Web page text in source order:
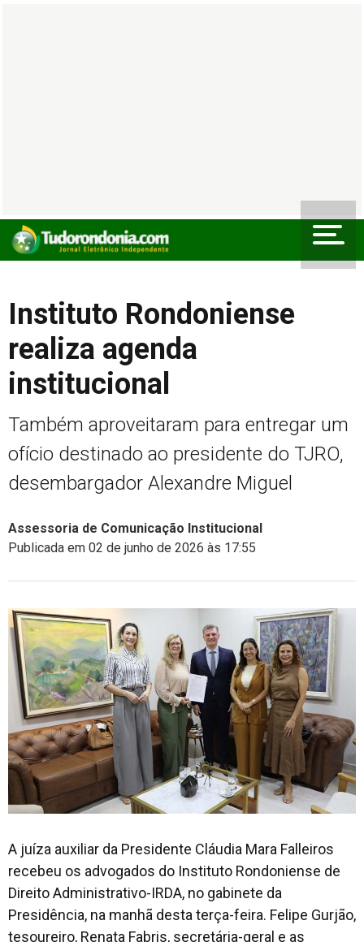
Instituto Rondoniense
realiza agenda
institucional
Também aproveitaram para entregar um
ofício destinado ao presidente do TJRO,
desembargador Alexandre Miguel
Assessoria de Comunicação Institucional
Publicada em 02 de junho de 2026 às 17:55
A juíza auxiliar da Presidente Cláudia Mara Falleiros
recebeu os advogados do Instituto Rondoniense de
Direito Administrativo-IRDA, no gabinete da
Presidência, na manhã desta terça-feira. Felipe Gurjão,
tesoureiro, Renata Fabris, secretária-geral e as